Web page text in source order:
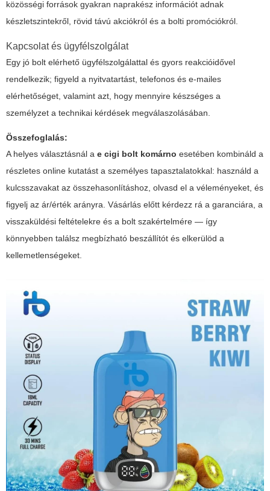
közösségi források gyakran naprakész információt adnak
készletszintekről, rövid távú akciókról és a bolti promóciókról.
Kapcsolat és ügyfélszolgálat
Egy jó bolt elérhető ügyfélszolgálattal és gyors reakcióidővel
rendelkezik; figyeld a nyitvatartást, telefonos és e-mailes
elérhetőséget, valamint azt, hogy mennyire készséges a
személyzet a technikai kérdések megválaszolásában.
Összefoglalás:
A helyes választásnál a e cigi bolt komárno esetében kombináld a
részletes online kutatást a személyes tapasztalatokkal: használd a
kulcsszavakat az összehasonlításhoz, olvasd el a véleményeket, és
figyelj az ár/érték arányra. Vásárlás előtt kérdezz rá a garanciára, a
visszaküldési feltételekre és a bolt szakértelmére — így
könnyebben találsz megbízható beszállítót és elkerülöd a
kellemetlenségeket.